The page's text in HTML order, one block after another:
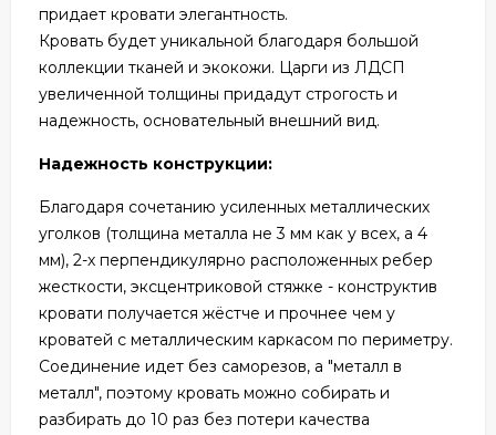
придает кровати элегантность.
Кровать будет уникальной благодаря большой
коллекции тканей и экокожи. Царги из ЛДСП
увеличенной толщины придадут строгость и
надежность, основательный внешний вид.
Надежность конструкции:
Благодаря сочетанию усиленных металлических
уголков (толщина металла не 3 мм как у всех, а 4
мм), 2-х перпендикулярно расположенных ребер
жесткости, эксцентриковой стяжке - конструктив
кровати получается жёстче и прочнее чем у
кроватей с металлическим каркасом по периметру.
Соединение идет без саморезов, а "металл в
металл", поэтому кровать можно собирать и
разбирать до 10 раз без потери качества